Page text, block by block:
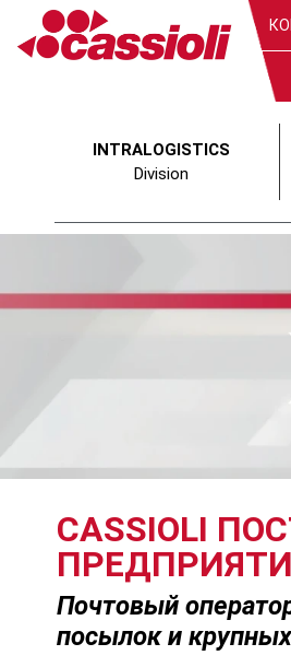
INTRALOGISTICS
Division
CASSIOLI
Почтовый
посылок и